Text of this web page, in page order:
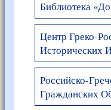
Библиотека
Центр Греко-
Исторических
Российско-
Гражданских